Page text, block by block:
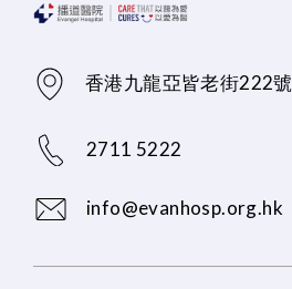
香港九龍亞皆老街222號
2711 5222
info@evanhosp.org.hk